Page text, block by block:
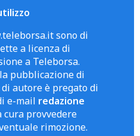
sono di
a licenza di
a Teleborsa.
pubblicazione di
autore è pregato di
e-mail redazione
cura provvedere
rimozione.